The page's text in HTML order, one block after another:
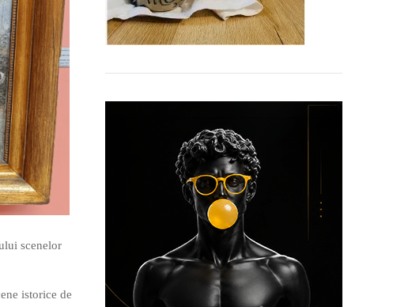
scenelor
istorice de